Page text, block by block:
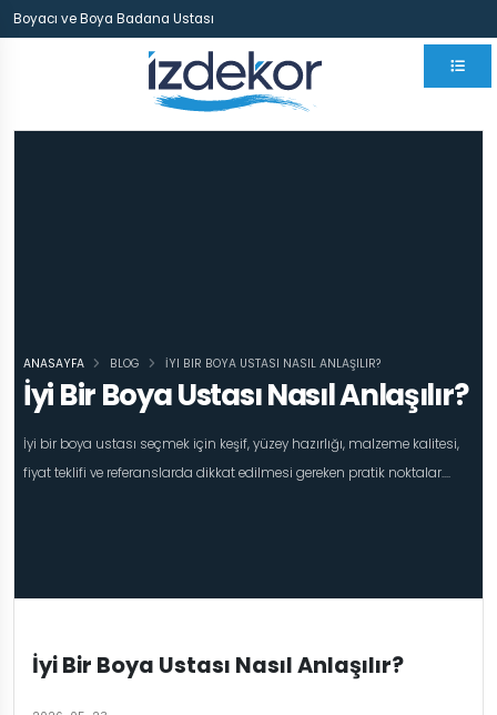
Boyacı ve Boya Badana Ustası
İyi Bir Boya Ustası Nasıl Anlaşılır?
İyi bir boya ustası seçmek için keşif, yüzey hazırlığı, malzeme kalitesi,
fiyat teklifi ve referanslarda dikkat edilmesi gereken pratik noktalar....
ANASAYFA BLOG İYI BIR BOYA USTASI NASIL ANLAŞILIR?
İyi Bir Boya Ustası Nasıl Anlaşılır?